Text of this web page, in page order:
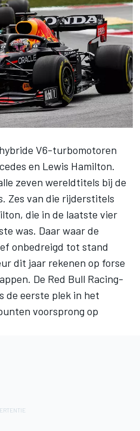
V6-turbomotoren
en Lewis Hamilton.
zeven wereldtitels bij de
Zes van die rijderstitels
die in de laatste vier
was. Daar waar de
onbedreigd tot stand
dit jaar rekenen op forse
. De Red Bull Racing-
de eerste plek in het
voorsprong op